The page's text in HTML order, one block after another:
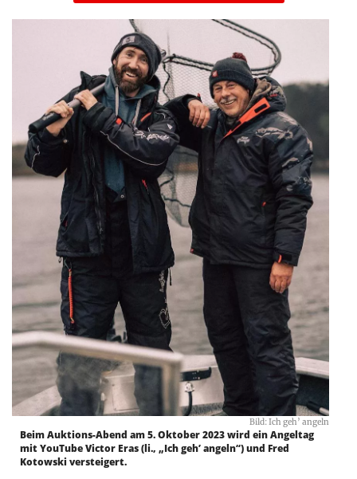
Bild: Ich geh’ angeln
Beim Auktions-Abend am 5. Oktober 2023 wird ein Angeltag
mit YouTube Victor Eras (li., „Ich geh’ angeln“) und Fred
Kotowski versteigert.